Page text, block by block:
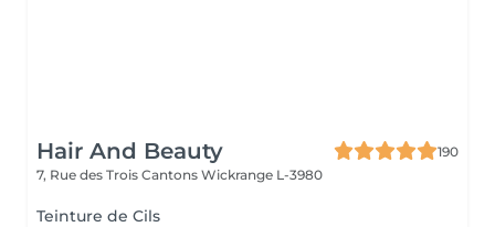
Hair And Beauty
190
7, Rue des Trois Cantons Wickrange L-3980
Teinture de Cils